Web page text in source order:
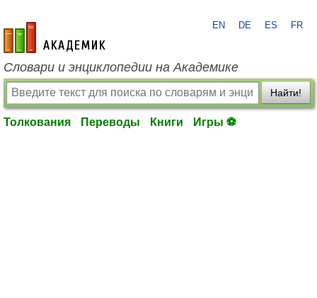
academic.ru
EN DE ES FR
Словари и энциклопедии на Академике
Найти!
Толкования Переводы Книги Игры ⚽